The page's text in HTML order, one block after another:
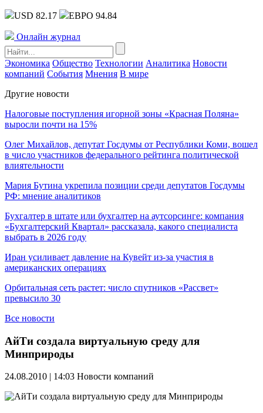
USD 82.17 ЕВРО 94.84
Онлайн журнал
Экономика Общество Технологии Аналитика Новости
компаний События Мнения В мире
Другие новости
Налоговые поступления игорной зоны «Красная Поляна»
выросли почти на 15%
Олег Михайлов, депутат Госдумы от Республики Коми, вошел
в число участников федерального рейтинга политической
влиятельности
Мария Бутина укрепила позиции среди депутатов Госдумы
РФ: мнение аналитиков
Бухгалтер в штате или бухгалтер на аутсорсинге: компания
«Бухгалтерский Квартал» рассказала, какого специалиста
выбрать в 2026 году
Иран усиливает давление на Кувейт из-за участия в
американских операциях
Орбитальная сеть растет: число спутников «Рассвет»
превысило 30
Все новости
АйТи создала виртуальную среду для
Минприроды
24.08.2010 | 14:03 Новости компаний